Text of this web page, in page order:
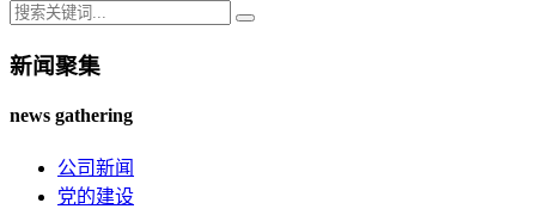
新闻聚集
news gathering
公司新闻
党的建设